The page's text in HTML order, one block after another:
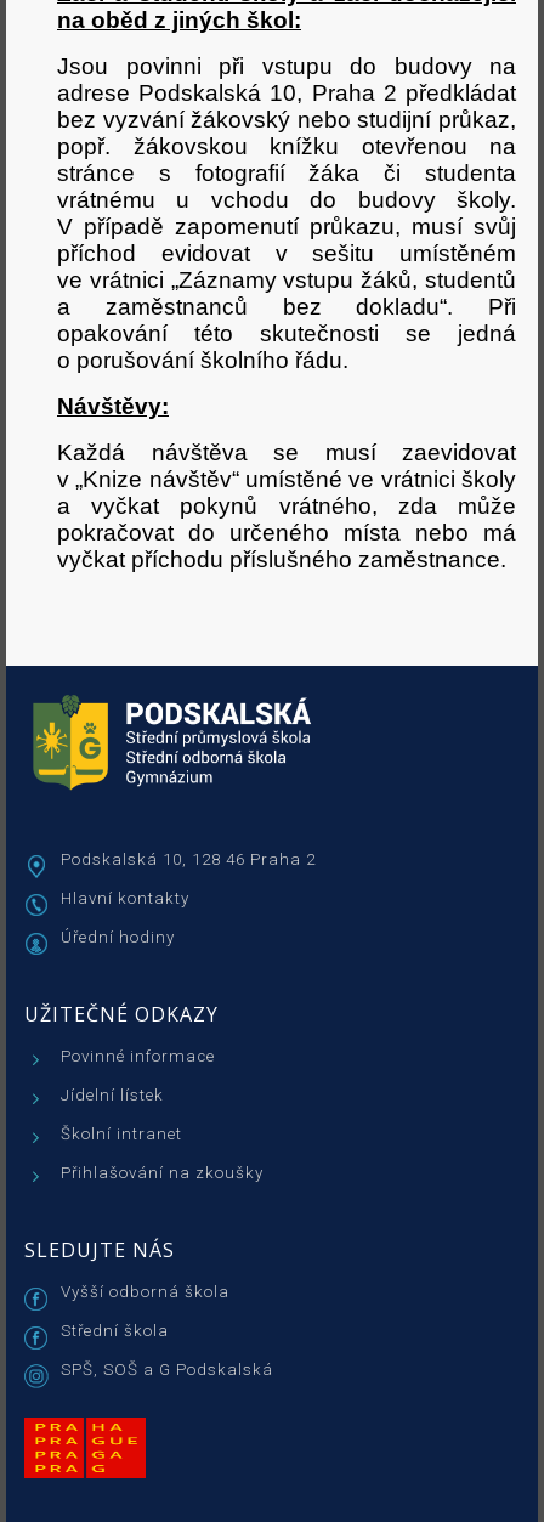
Podskalská 10, 128 46 Praha 2
Hlavní kontakty
Úřední hodiny
UŽITEČNÉ ODKAZY
Povinné informace
Jídelní lístek
Školní intranet
Přihlašování na zkoušky
SLEDUJTE NÁS
Vyšší odborná škola
Střední škola
SPŠ, SOŠ a G Podskalská